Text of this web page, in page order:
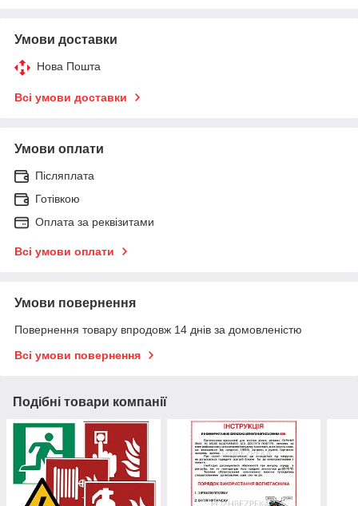
Умови доставки
Нова Пошта
Всі умови доставки
Умови оплати
Післяплата
Готівкою
Оплата за реквізитами
Всі умови оплати
Умови повернення
Повернення товару впродовж 14 днів за домовленістю
Всі умови повернення
Подібні товари компанії